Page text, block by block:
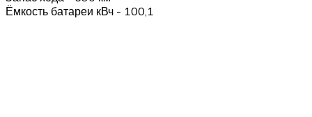
Ёмкость батареи кВч - 100,1